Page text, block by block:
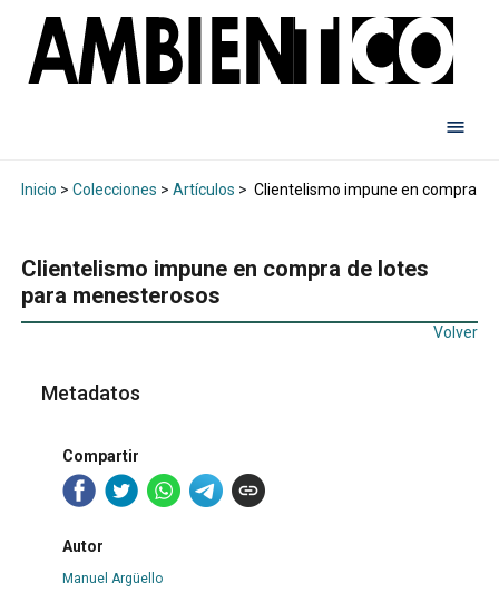
Inicio > Colecciones > Artículos > Clientelismo impune en compra
Clientelismo impune en compra de lotes
para menesterosos
Volver
Metadatos
Compartir
Autor
Manuel Argüello